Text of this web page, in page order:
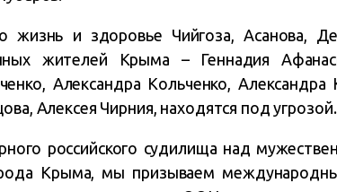
жизнь и здоровье Чийгоза, Асанова,
жителей Крыма – Геннадия
Александра Кольченко,
Алексея Чирния, находятся под угрозой.
российского судилища над
Крыма, мы призываем